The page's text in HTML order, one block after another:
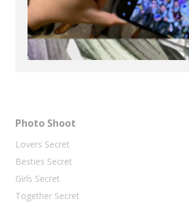
Photo Shoot
Lovers Secret
Besties Secret
Girls Secret
Together Secret